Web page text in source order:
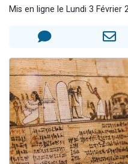
Ariel vient
6 personnes
Mis en ligne le Lundi 3 Février